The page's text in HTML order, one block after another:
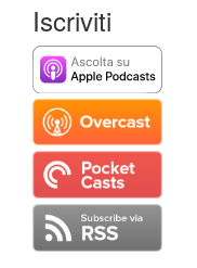
Iscriviti